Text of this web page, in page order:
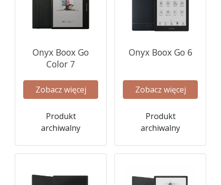
Onyx Boox Go
Color 7
Zobacz więcej
Produkt
archiwalny
Onyx Boox Go 6
Zobacz więcej
Produkt
archiwalny